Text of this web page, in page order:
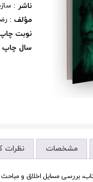
ناشر :
مؤلف :
نوبت
سال چاپ
مشخصات نظرات
بررسی مسایل اخلاق و مباحث